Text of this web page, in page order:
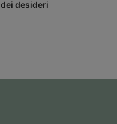
desideri